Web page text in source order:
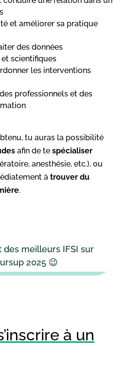
et améliorer sa pratique
des données
scientifiques
les interventions
professionnels et des
tu auras la possibilité
afin de te spécialiser
anesthésie, etc.), ou
à trouver du
.
des meilleurs IFSI sur
2025 😉
à un